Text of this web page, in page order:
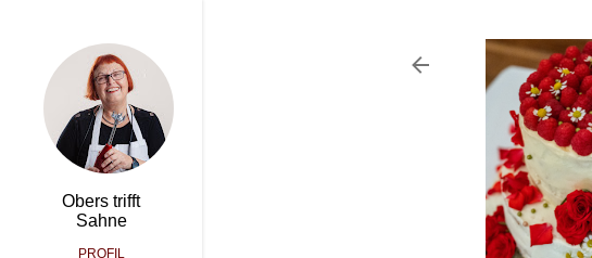
Obers trifft
Sahne
PROFIL